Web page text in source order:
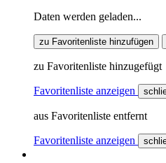
Daten werden geladen...
zu Favoritenliste hinzufügen
zu Favoritenliste hinzugefügt
Favoritenliste anzeigen
aus Favoritenliste entfernt
Favoritenliste anzeigen